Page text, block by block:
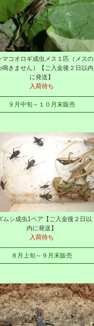
マコオロギ成虫メス１匹（メスの
鳴きません）【ご入金後２日以内
に発送】
入荷待ち
９月中旬～１０月末販売
ムシ成虫1ペア【ご入金後２日以
内に発送】
入荷待ち
８月上旬～９月末販売